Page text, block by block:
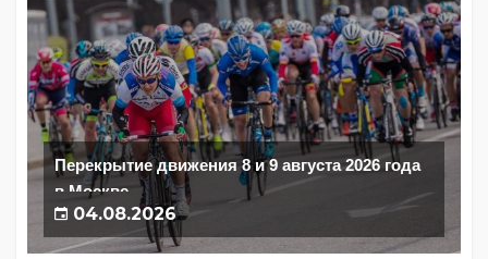
Перекрытие движения 8 и 9 августа 2026 года
в Москве
04.08.2026